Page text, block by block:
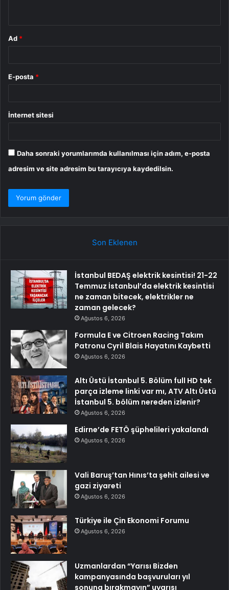
Ad *
E-posta *
İnternet sitesi
Daha sonraki yorumlarımda kullanılması için adım, e-posta
adresim ve site adresim bu tarayıcıya kaydedilsin.
Son Eklenen
İstanbul BEDAŞ elektrik kesintisi! 21-22
Temmuz İstanbul’da elektrik kesintisi
ne zaman bitecek, elektrikler ne
zaman gelecek?
Ağustos 6, 2026
Formula E ve Citroen Racing Takım
Patronu Cyril Blais Hayatını Kaybetti
Ağustos 6, 2026
Altı Üstü İstanbul 5. Bölüm full HD tek
parça izleme linki var mı, ATV Altı Üstü
İstanbul 5. bölüm nereden izlenir?
Ağustos 6, 2026
Edirne’de FETÖ şüphelileri yakalandı
Ağustos 6, 2026
Vali Baruş’tan Hınıs’ta şehit ailesi ve
gazi ziyareti
Ağustos 6, 2026
Türkiye ile Çin Ekonomi Forumu
Ağustos 6, 2026
Uzmanlardan “Yarısı Bizden
kampanyasında başvuruları yıl
sonuna bırakmayın” uyarısı